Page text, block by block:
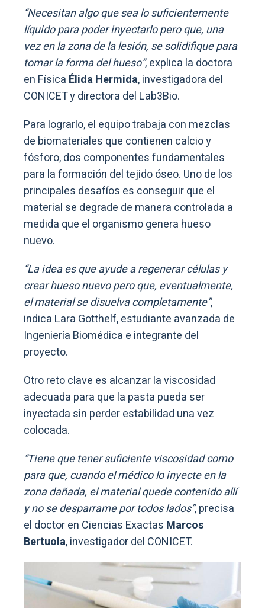
“Necesitan algo que sea lo suficientemente
líquido para poder inyectarlo pero que, una
vez en la zona de la lesión, se solidifique para
tomar la forma del hueso”, explica la doctora
en Física Élida Hermida, investigadora del
CONICET y directora del Lab3Bio.
Para lograrlo, el equipo trabaja con mezclas
de biomateriales que contienen calcio y
fósforo, dos componentes fundamentales
para la formación del tejido óseo. Uno de los
principales desafíos es conseguir que el
material se degrade de manera controlada a
medida que el organismo genera hueso
nuevo.
“La idea es que ayude a regenerar células y
crear hueso nuevo pero que, eventualmente,
el material se disuelva completamente”,
indica Lara Gotthelf, estudiante avanzada de
Ingeniería Biomédica e integrante del
proyecto.
Otro reto clave es alcanzar la viscosidad
adecuada para que la pasta pueda ser
inyectada sin perder estabilidad una vez
colocada.
“Tiene que tener suficiente viscosidad como
para que, cuando el médico lo inyecte en la
zona dañada, el material quede contenido allí
y no se desparrame por todos lados”, precisa
el doctor en Ciencias Exactas Marcos
Bertuola, investigador del CONICET.